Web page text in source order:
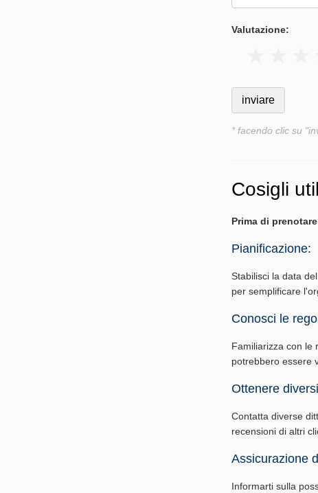
Valutazione:
* facendo clic su
Cosigli
Prima di
Pianificazione:
Stabilisci la data
per semplificare
Conosci le
Familiarizza con le
potrebbero essere
Ottenere
Contatta diverse
recensioni di altri
Assicurazione
Informarti sulla